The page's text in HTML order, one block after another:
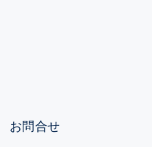
お問合せ